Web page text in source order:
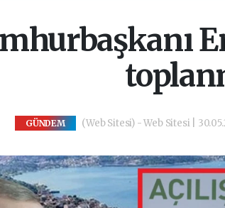
GÜNDEM (Web Sitesi) - Web Sitesi |